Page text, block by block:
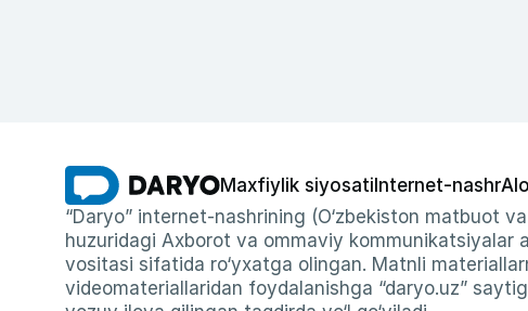
Maxfiylik siyosati Internet-nashr
“Daryo” internet-nashrining (O‘zbekiston matbuot
huzuridagi Axborot va ommaviy
vositasi sifatida ro‘yxatga olingan. Matnli
videomateriallaridan foydalanishga “daryo.uz”